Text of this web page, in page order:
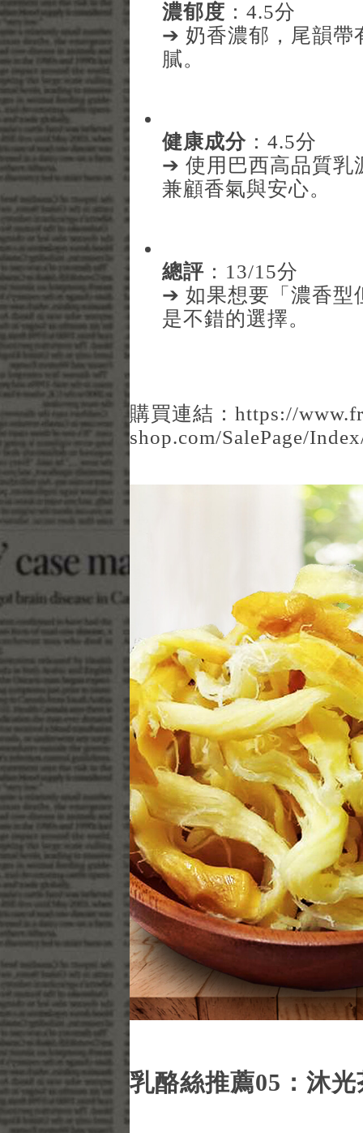
濃郁度 ：4.5分
➔ 奶香濃郁，尾韻帶
膩。
健康成分 ：4.5分
➔ 使用巴西高品質乳
兼顧香氣與安心。
總評 ：13/15分
➔ 如果想要「濃香型
是不錯的選擇。
購買連結： https://
shop.com/SalePage/
乳酪絲推薦05：沐